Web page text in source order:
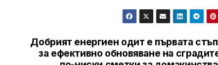
Добрият енергиен одит е първата
за ефективно обновяване на